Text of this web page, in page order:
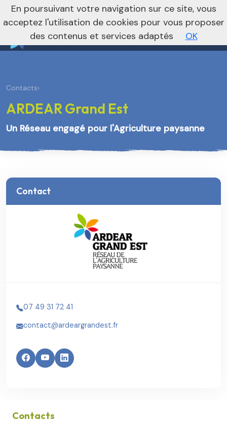
Vers le site national
nivo_2026: 1
Contacts›
ARDEAR Grand Est
Un Réseau engagé pour l'Agriculture paysanne
Contact
07 49 31 72 41
contact@ardeargrandest.fr
Contacts
En poursuivant votre navigation sur ce site, vous
acceptez l'utilisation de cookies pour vous proposer
des contenus et services adaptés
OK